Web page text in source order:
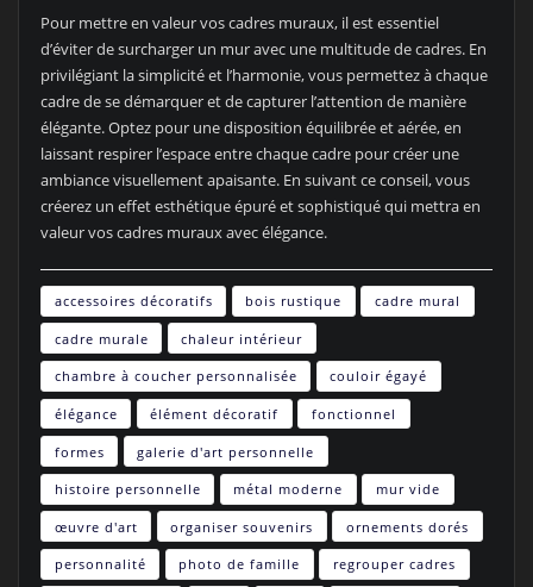
Pour mettre en valeur vos cadres muraux, il est essentiel
d’éviter de surcharger un mur avec une multitude de cadres. En
privilégiant la simplicité et l’harmonie, vous permettez à chaque
cadre de se démarquer et de capturer l’attention de manière
élégante. Optez pour une disposition équilibrée et aérée, en
laissant respirer l’espace entre chaque cadre pour créer une
ambiance visuellement apaisante. En suivant ce conseil, vous
créerez un effet esthétique épuré et sophistiqué qui mettra en
valeur vos cadres muraux avec élégance.
accessoires décoratifs bois rustique cadre mural
cadre murale chaleur intérieur
chambre à coucher personnalisée couloir égayé
élégance élément décoratif fonctionnel
formes galerie d'art personnelle
histoire personnelle métal moderne mur vide
œuvre d'art organiser souvenirs ornements dorés
personnalité photo de famille regrouper cadres